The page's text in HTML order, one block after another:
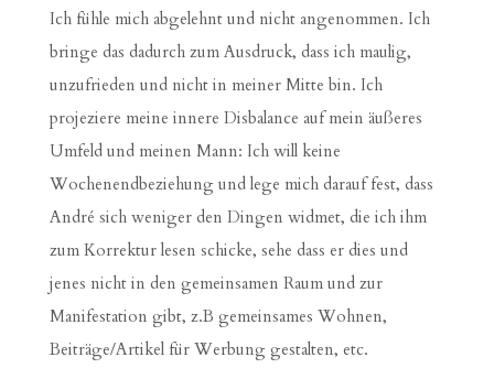
Ich fühle mich abgelehnt und nicht angenommen. Ich
bringe das dadurch zum Ausdruck, dass ich maulig,
unzufrieden und nicht in meiner Mitte bin. Ich
projeziere meine innere Disbalance auf mein äußeres
Umfeld und meinen Mann: Ich will keine
Wochenendbeziehung und lege mich darauf fest, dass
André sich weniger den Dingen widmet, die ich ihm
zum Korrektur lesen schicke, sehe dass er dies und
jenes nicht in den gemeinsamen Raum und zur
Manifestation gibt, z.B gemeinsames Wohnen,
Beiträge/Artikel für Werbung gestalten, etc.